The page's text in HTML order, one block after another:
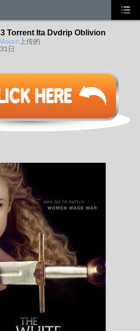
Torrent Ita Dvdrip Oblivion
上传的
日